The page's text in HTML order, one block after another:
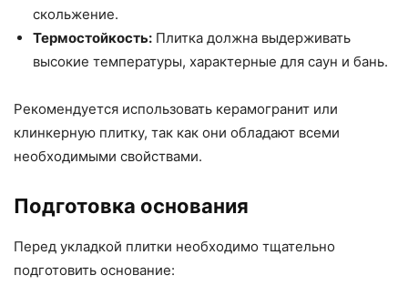
скольжение.
Термостойкость: Плитка должна выдерживать
высокие температуры, характерные для саун и бань.
Рекомендуется использовать керамогранит или
клинкерную плитку, так как они обладают всеми
необходимыми свойствами.
Подготовка основания
Перед укладкой плитки необходимо тщательно
подготовить основание: